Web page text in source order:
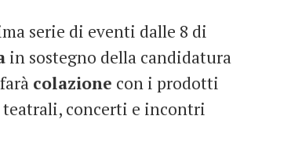
serie di eventi dalle 8 di
in sostegno della candidatura
colazione con i prodotti
teatrali, concerti e incontri